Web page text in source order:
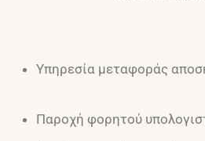
Υπηρεσία μεταφοράς
Παροχή φορητού